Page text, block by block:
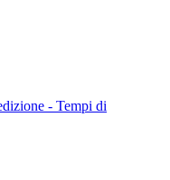
- Tempi di